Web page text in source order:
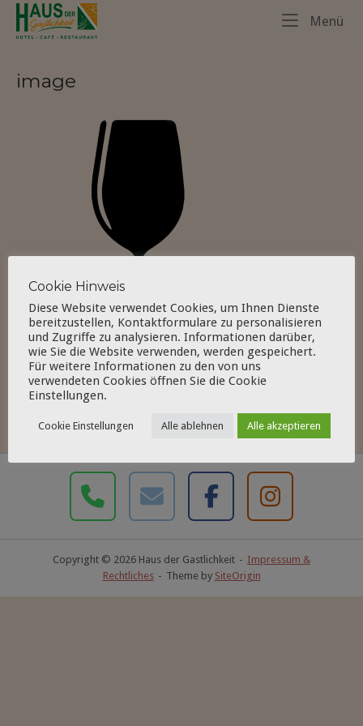
Home
Menü
image
Copyright © 2026 Haus der Gastlichkeit
Impressum &
Rechtliches
Theme by SiteOrigin
Cookie Hinweis
Diese Website verwendet Cookies, um Ihnen Dienste
bereitzustellen, Kontaktformulare zu personalisieren
und Zugriffe zu analysieren. Informationen darüber,
wie Sie die Website verwenden, werden gespeichert.
Für weitere Informationen zu den von uns
verwendeten Cookies öffnen Sie die Cookie
Einstellungen.
Cookie Einstellungen Alle ablehnen Alle akzeptieren